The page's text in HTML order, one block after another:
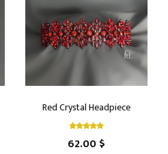
Red Crystal Headpiece
62.00 $